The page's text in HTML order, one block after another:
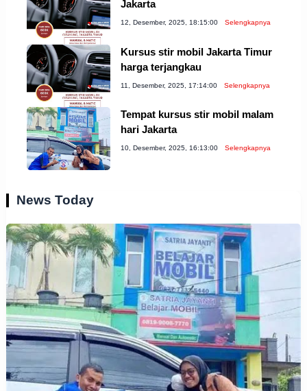
Jakarta
12, Desember, 2025, 18:15:00 Selengkapnya
Kursus stir mobil Jakarta Timur
harga terjangkau
11, Desember, 2025, 17:14:00 Selengkapnya
Tempat kursus stir mobil malam
hari Jakarta
10, Desember, 2025, 16:13:00 Selengkapnya
News Today